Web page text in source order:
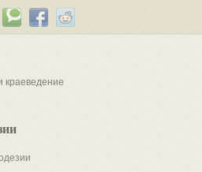
краеведение